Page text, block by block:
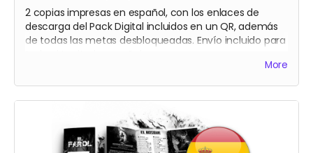
2 copias impresas en español, con los enlaces de
descarga del Pack Digital incluidos en un QR, además
de todas las metas desbloqueadas. Envío incluido para
More